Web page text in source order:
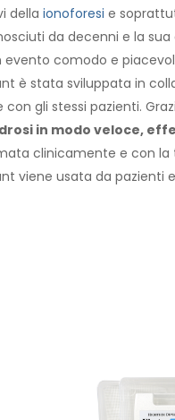
della ionoforesi e
da decenni e la
comodo e
è stata sviluppata in
gli stessi pazienti.
in modo veloce,
clinicamente e con la
viene usata da